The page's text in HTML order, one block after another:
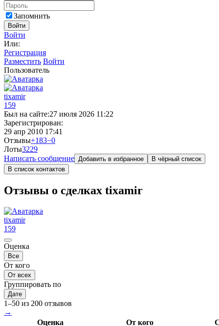
Запомнить
Войти
Войти
Или:
Регистрация
Разместить Войти
Пользователь
tixamir
159
Был на сайте:27 июля 2026 11:22
Зарегистрирован:
29 апр 2010 17:41
Отзывы+183−0
Лоты3229
Написать сообщение Добавить в избранное
В чёрный список
В список контактов
Отзывы о сделках tixamir
tixamir
159
Оценка
Все
От кого
От всех
Группировать по
Дате
1–50 из 200 отзывов
→
Оценка
От кого